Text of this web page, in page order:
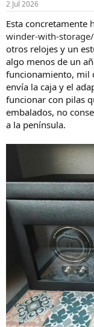
o
r
e
l
h
i
l
o
i
n
c
i
o
2 Jul 2026
Esta concretamente
winder-with-
otros relojes y un
algo menos de un
funcionamiento, mil
envía la caja y el
funcionar con pilas
embalados, no
a la península.